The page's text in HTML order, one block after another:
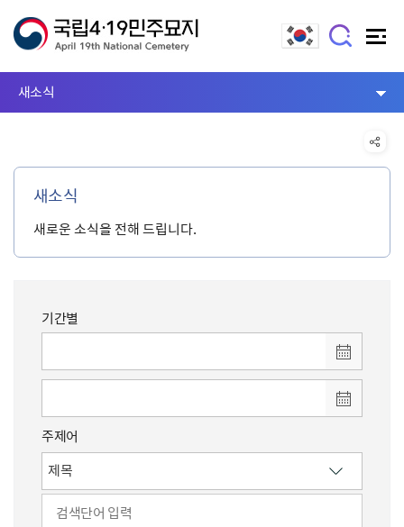
새소식
새소식
새로운 소식을 전해 드립니다.
기간별
주제어